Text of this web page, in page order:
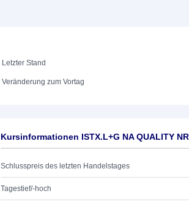
Letzter Stand
Veränderung zum Vortag
Kursinformationen ISTX.L+G NA QUALITY
Schlusspreis des letzten Handelstages
Tagestief/-hoch